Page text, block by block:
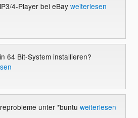
4-Player bei eBay weiterlesen
64 Bit-System installieren?
unter *buntu weiterlesen